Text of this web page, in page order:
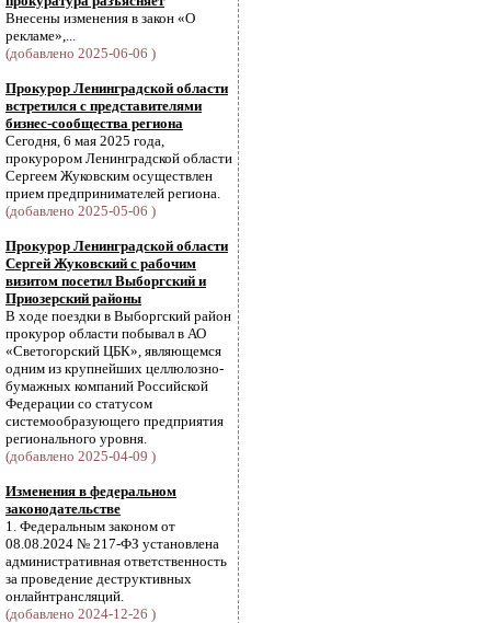
Внесены изменения в закон «О
рекламе»,...
(добавлено 2025-06-06 )
Прокурор Ленинградской области
встретился с представителями
бизнес-сообщества региона
Сегодня, 6 мая 2025 года,
прокурором Ленинградской области
Сергеем Жуковским осуществлен
прием предпринимателей региона.
(добавлено 2025-05-06 )
Прокурор Ленинградской области
Сергей Жуковский с рабочим
визитом посетил Выборгский и
Приозерский районы
В ходе поездки в Выборгский район
прокурор области побывал в АО
«Светогорский ЦБК», являющемся
одним из крупнейших целлюлозно-
бумажных компаний Российской
Федерации со статусом
системообразующего предприятия
регионального уровня.
(добавлено 2025-04-09 )
Изменения в федеральном
законодательстве
1. Федеральным законом от
08.08.2024 № 217-ФЗ установлена
административная ответственность
за проведение деструктивных
онлайнтрансляций.
(добавлено 2024-12-26 )